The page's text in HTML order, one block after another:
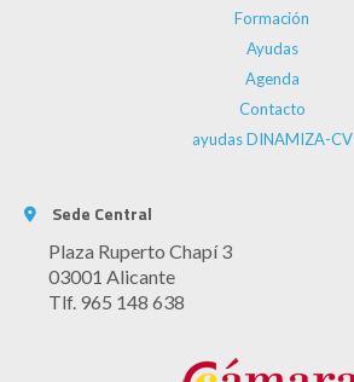
Formación
Ayudas
Agenda
Contacto
ayudas DINAMIZA-CV
Sede Central
Plaza Ruperto Chapí 3
03001 Alicante
Tlf. 965 148 638